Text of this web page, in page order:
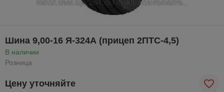
Шина 9,00-16 Я-324А (прицеп 2ПТС-4,5)
В наличии
Розница
Цену уточняйте